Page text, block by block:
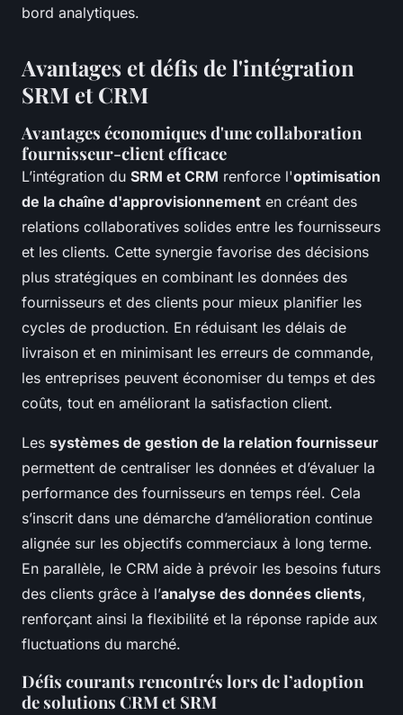
bord analytiques.
Avantages et défis de l'intégration
SRM et CRM
Avantages économiques d'une collaboration
fournisseur-client efficace
L’intégration du SRM et CRM renforce l'optimisation
de la chaîne d'approvisionnement en créant des
relations collaboratives solides entre les fournisseurs
et les clients. Cette synergie favorise des décisions
plus stratégiques en combinant les données des
fournisseurs et des clients pour mieux planifier les
cycles de production. En réduisant les délais de
livraison et en minimisant les erreurs de commande,
les entreprises peuvent économiser du temps et des
coûts, tout en améliorant la satisfaction client.
Les systèmes de gestion de la relation fournisseur
permettent de centraliser les données et d’évaluer la
performance des fournisseurs en temps réel. Cela
s’inscrit dans une démarche d’amélioration continue
alignée sur les objectifs commerciaux à long terme.
En parallèle, le CRM aide à prévoir les besoins futurs
des clients grâce à l’analyse des données clients,
renforçant ainsi la flexibilité et la réponse rapide aux
fluctuations du marché.
Défis courants rencontrés lors de l’adoption
de solutions CRM et SRM